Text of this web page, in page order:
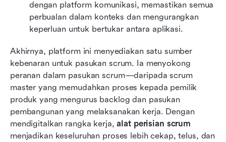
dengan platform komunikasi, memastikan semua
perbualan dalam konteks dan mengurangkan
keperluan untuk bertukar antara aplikasi.
Akhirnya, platform ini menyediakan satu sumber
kebenaran untuk pasukan scrum. Ia menyokong
peranan dalam pasukan scrum—daripada scrum
master yang memudahkan proses kepada pemilik
produk yang mengurus backlog dan pasukan
pembangunan yang melaksanakan kerja. Dengan
mendigitalkan rangka kerja, alat perisian scrum
menjadikan keseluruhan proses lebih cekap, telus, dan